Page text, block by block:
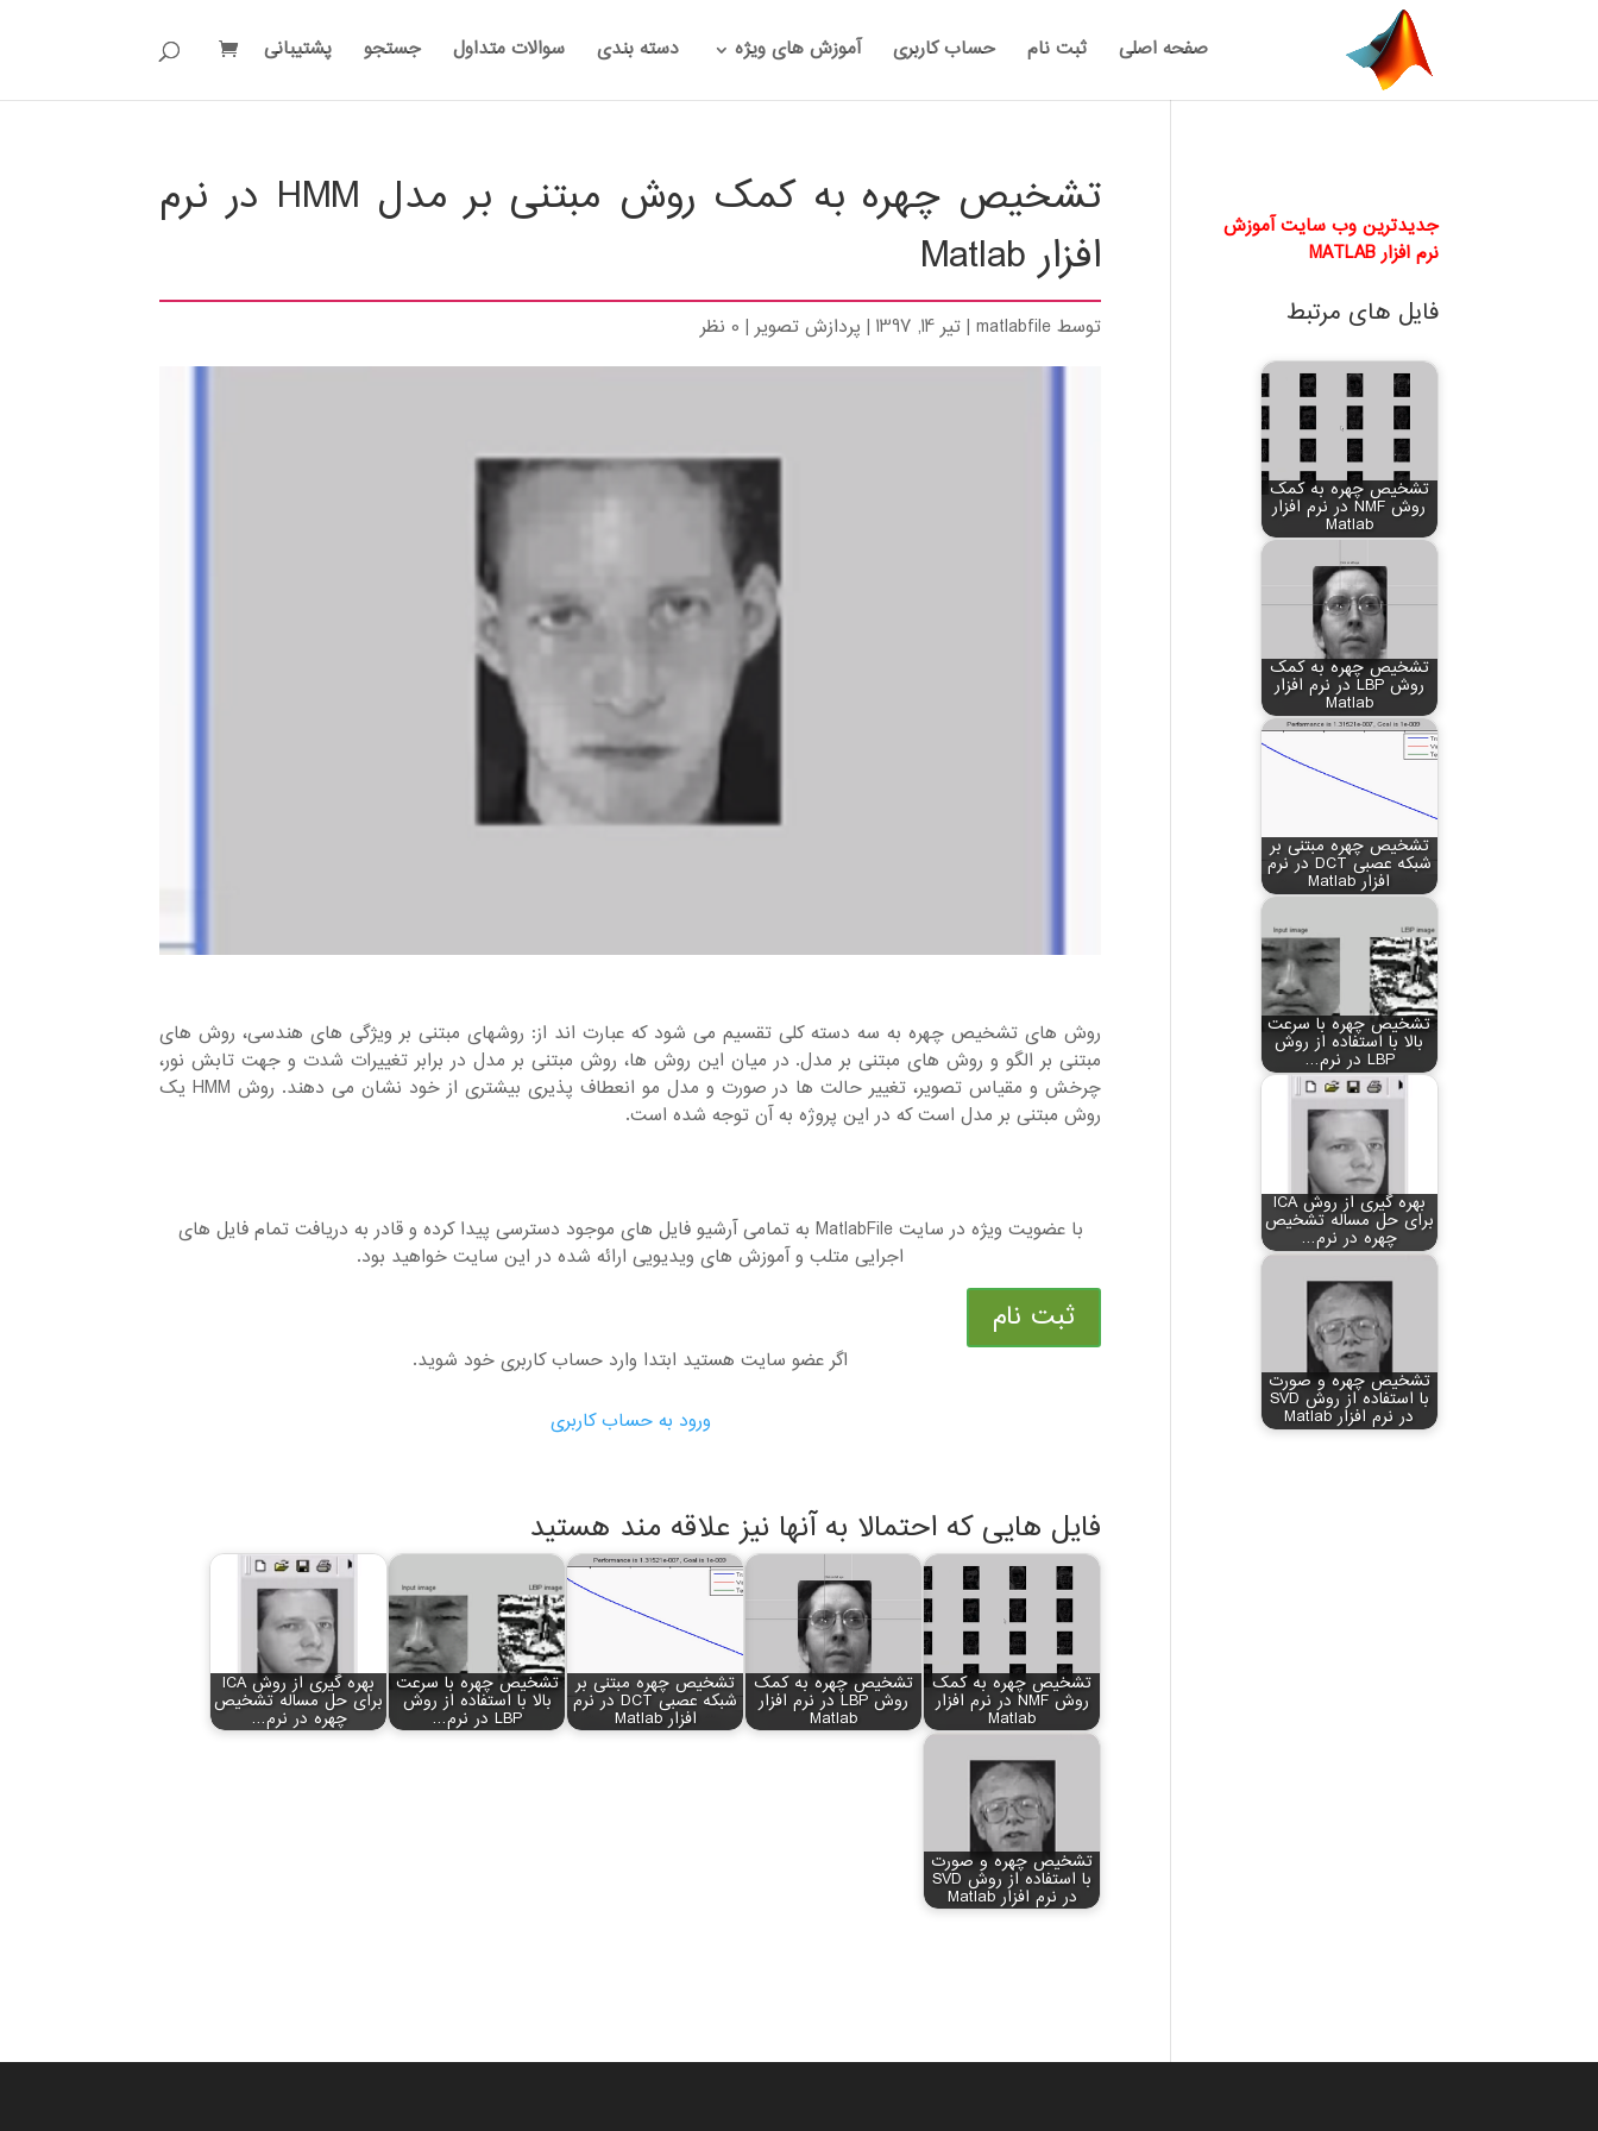
صفحه اصلی ثبت نام حساب کاربری آموزش های ویژه دسته بندی سوالات متداول جستجو پشتیبانی
تشخیص چهره به کمک روش مبتنی بر مدل HMM در نرم
افزار Matlab
توسطmatlabfile
|تیر 14, 1397 | پردازش تصویر| 0 نظر
روش های تشخیص چهره به سه دسته کلی تقسیم می شود که عبارت اند از: روشهای مبتنی بر ویژگی های هندسی، روش های
مبتنی بر الگو و روش های مبتنی بر مدل. در میان این روش ها، روش مبتنی بر مدل در برابر تغییرات شدت و جهت تابش نور،
چرخش و مقیاس تصویر، تغییر حالت ها در صورت و مدل مو انعطاف پذیری بیشتری از خود نشان می دهند. روش HMM یک
روش مبتنی بر مدل است که در این پروژه به آن توجه شده است.
با عضویت ویژه در سایت MatlabFile به تمامی آرشیو فایل های موجود دسترسی پیدا کرده و قادر به دریافت تمام فایل های
اجرایی متلب و آموزش های ویدیویی ارائه شده در این سایت خواهید بود.
ثبت نام
اگر عضو سایت هستید ابتدا وارد حساب کاربری خود شوید.
ورود به حساب کاربری
فایل هایی که احتمالا به آنها نیز علاقه مند هستید
تشخیص چهره به کمک
روش NMF در نرم افزار
Matlab
تشخیص چهره به کمک
روش LBP در نرم افزار
Matlab
تشخیص چهره مبتنی بر
شبکه عصبی DCT در نرم
افزار Matlab
تشخیص چهره با سرعت
بالا با استفاده از روش
LBP در نرم…
بهره گیری از روش ICA
برای حل مساله تشخیص
چهره در نرم…
تشخیص چهره و صورت
با استفاده از روش SVD
در نرم افزار Matlab
جدیدترین وب سایت آموزش
نرم افزار MATLAB
فایل های مرتبط
تشخیص چهره به کمک
روش NMF در نرم افزار
Matlab
تشخیص چهره به کمک
روش LBP در نرم افزار
Matlab
تشخیص چهره مبتنی بر
شبکه عصبی DCT در نرم
افزار Matlab
تشخیص چهره با سرعت
بالا با استفاده از روش
LBP در نرم…
بهره گیری از روش ICA
برای حل مساله تشخیص
چهره در نرم…
تشخیص چهره و صورت
با استفاده از روش SVD
در نرم افزار Matlab